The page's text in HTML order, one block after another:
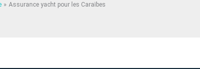
Assurance yacht pour les Caraïbes